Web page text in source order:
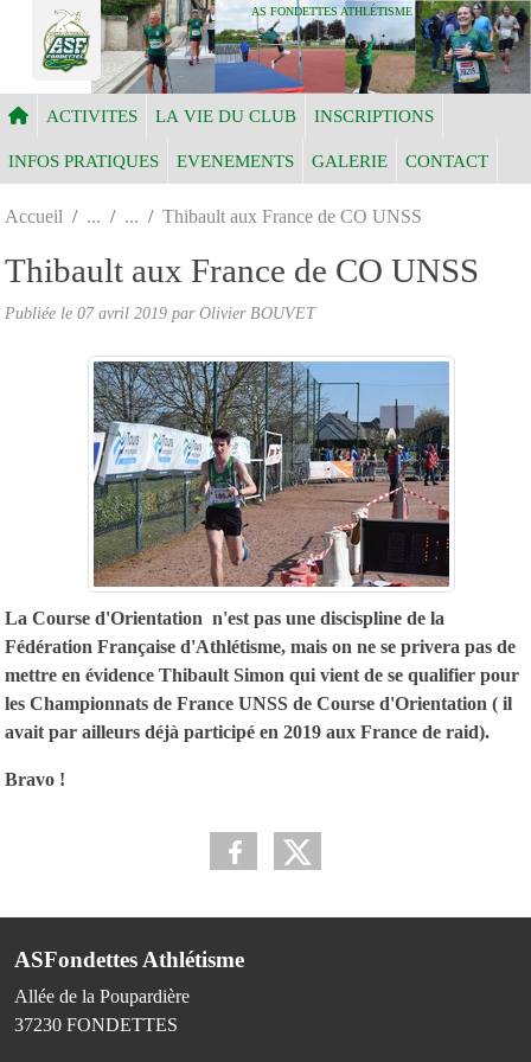
AS FONDETTES ATHLÉTISME
ACTIVITES LA VIE DU CLUB INSCRIPTIONS
INFOS PRATIQUES EVENEMENTS GALERIE CONTACT
Accueil Thibault aux France de CO UNSS
Thibault aux France de CO UNSS
Publiée le 07 avril 2019 par Olivier BOUVET
La Course d'Orientation n'est pas une discispline de la
Fédération Française d'Athlétisme, mais on ne se privera pas de
mettre en évidence Thibault Simon qui vient de se qualifier pour
les Championnats de France UNSS de Course d'Orientation ( il
avait par ailleurs déjà participé en 2019 aux France de raid).
Bravo !
ASFondettes Athlétisme
Allée de la Poupardière
37230 FONDETTES
Panneau de gestion des cookies